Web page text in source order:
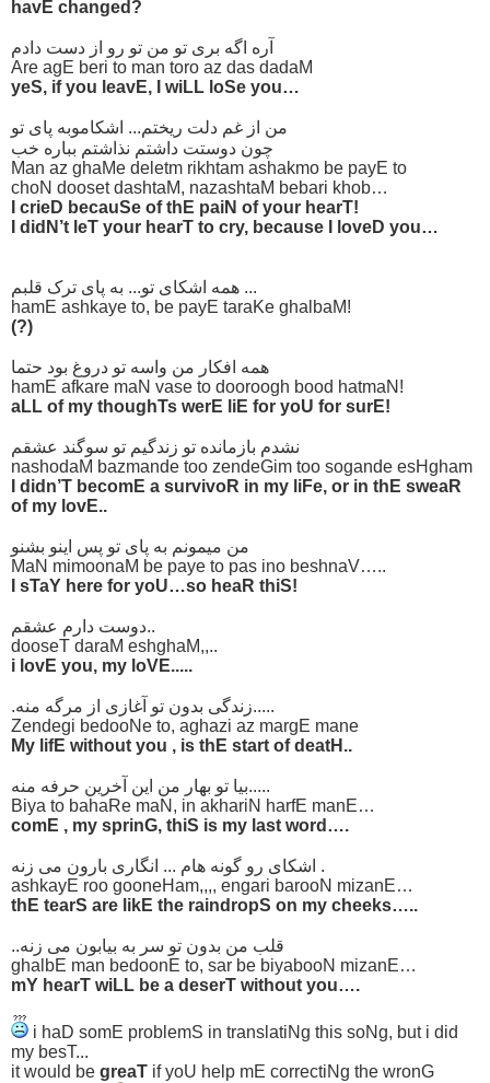
havE changed?
آره اگه بری تو من تو رو از دست دادم
Are agE beri to man toro az das dadaM
yeS, if you leavE, I wiLL loSe you…
من از غم دلت ریختم... اشکاموبه پای تو
چون دوستت داشتم نذاشتم بباره خب
Man az ghaMe deletm rikhtam ashakmo be payE to
choN dooset dashtaM, nazashtaM bebari khob…
I crieD becauSe of thE paiN of your hearT!
I didN’t leT your hearT to cry, because I loveD you…
همه اشکای تو... به پای ترک قلبم ...
hamE ashkaye to, be payE taraKe ghalbaM!
(?)
همه افکار من واسه تو دروغ بود حتما
hamE afkare maN vase to dooroogh bood hatmaN!
aLL of my thoughTs werE liE for yoU for surE!
نشدم بازمانده تو زندگیم تو سوگند عشقم
nashodaM bazmande too zendeGim too sogande esHgham
I didn’T becomE a survivoR in my liFe, or in thE sweaR
of my lovE..
من میمونم به پای تو پس اینو بشنو
MaN mimoonaM be paye to pas ino beshnaV…..
I sTaY here for yoU…so heaR thiS!
دوست دارم عشقم..
dooseT daraM eshghaM,,..
i lovE you, my loVE.....
.زندگی بدون تو آغازی از مرگه منه.....
Zendegi bedooNe to, aghazi az margE mane
My lifE without you , is thE start of deatH..
بیا تو بهار من این آخرین حرفه منه.....
Biya to bahaRe maN, in akhariN harfE manE…
comE , my sprinG, thiS is my last word….
اشکای رو گونه هام ... انگاری بارون می زنه .
ashkayE roo gooneHam,,,, engari barooN mizanE…
thE tearS are likE the raindropS on my cheeks…..
..قلب من بدون تو سر به بیابون می زنه
ghalbE man bedoonE to, sar be biyabooN mizanE…
mY hearT wiLL be a deserT without you….
i haD somE problemS in translatiNg this soNg, but i did
my besT...
it would be greaT if yoU help mE correctiNg the wronG